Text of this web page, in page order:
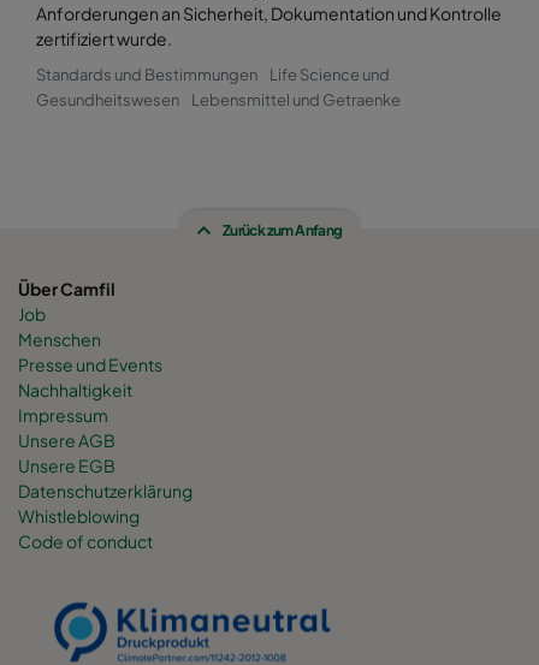
Anforderungen an Sicherheit, Dokumentation und Kontrolle
zertifiziert wurde.
Standards und Bestimmungen
Life Science und
Gesundheitswesen
Lebensmittel und Getraenke
Zurück zum Anfang
Über Camfil
Job
Menschen
Presse und Events
Nachhaltigkeit
Impressum
Unsere AGB
Unsere EGB
Datenschutzerklärung
Whistleblowing
Code of conduct